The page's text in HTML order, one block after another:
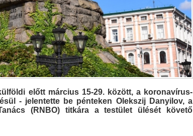
előtt március 15-29. között, a koronavírus-
- jelentette be pénteken Olekszij Danyilov, a
(RNBO) titkára a testület ülését követő